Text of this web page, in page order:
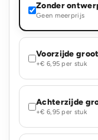
Zonder
Geen meerprijs
Voorzijde groot
+€ 6,95 per stuk
Achterzijde
+€ 6,95 per stuk